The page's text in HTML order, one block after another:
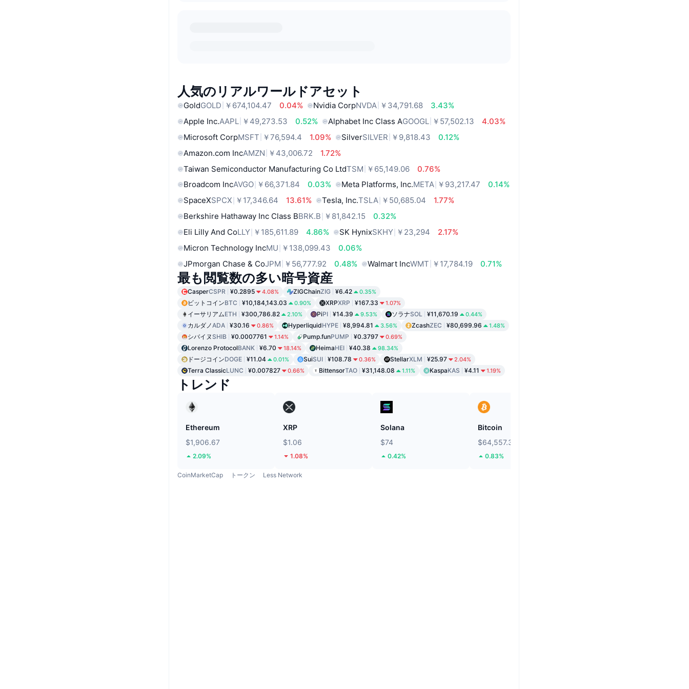
人気のリアルワールドアセット
GoldGOLD ￥674,104.47 0.04% Nvidia CorpNVDA ￥34,791.68
3.43%
Apple Inc.AAPL ￥49,273.53 0.52% Alphabet Inc Class AGOOGL ￥57,502.13
4.03%
Microsoft CorpMSFT ￥76,594.4 1.09% SilverSILVER ￥9,818.43
0.12%
Amazon.com IncAMZN ￥43,006.72
1.72%
Taiwan Semiconductor Manufacturing Co LtdTSM ￥65,149.06
0.76%
Broadcom IncAVGO ￥66,371.84 0.03% Meta Platforms, Inc.META ￥93,217.47
0.14%
SpaceXSPCX ￥17,346.64 13.61% Tesla, Inc.TSLA ￥50,685.04
1.77%
Berkshire Hathaway Inc Class BBRK.B ￥81,842.15
0.32%
Eli Lilly And CoLLY ￥185,611.89 4.86% SK HynixSKHY ￥23,294
2.17%
Micron Technology IncMU ￥138,099.43
0.06%
JPmorgan Chase & CoJPM ￥56,777.92 0.48% Walmart IncWMT ￥17,784.19 0.71%
最も閲覧数の多い暗号資産
CasperCSPR ¥0.2895 4.08% ZIGChainZIG ¥6.42 0.35%
ビットコインBTC ¥10,184,143.03 0.90% XRPXRP ¥167.33 1.07%
イーサリアムETH ¥300,786.82 2.10% PiPI ¥14.39 9.53% ソラナSOL ¥11,670.19 0.44%
カルダノADA ¥30.16 0.86% HyperliquidHYPE ¥8,994.81 3.56% ZcashZEC ¥80,699.96 1.48%
シバイヌ SHIB ¥0.0007761 1.14% Pump.funPUMP ¥0.3797 0.69%
Lorenzo ProtocolBANK ¥6.70 18.14% HeimaHEI ¥40.38 98.34%
ドージコインDOGE ¥11.04 0.01% SuiSUI ¥108.78 0.36% StellarXLM ¥25.97 2.04%
Terra ClassicLUNC ¥0.007827 0.66% BittensorTAO ¥31,148.08 1.11% KaspaKAS ¥4.11 1.19%
トレンド
Ethereum
$1,906.67
2.09%
XRP
$1.06
1.08%
Solana
$74
0.42%
Bitcoin
$64,557.39
0.83%
CoinMarketCap トークン Less Network